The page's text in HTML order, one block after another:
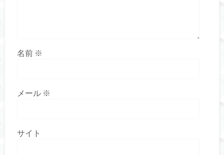
名前 ※
メール ※
サイト